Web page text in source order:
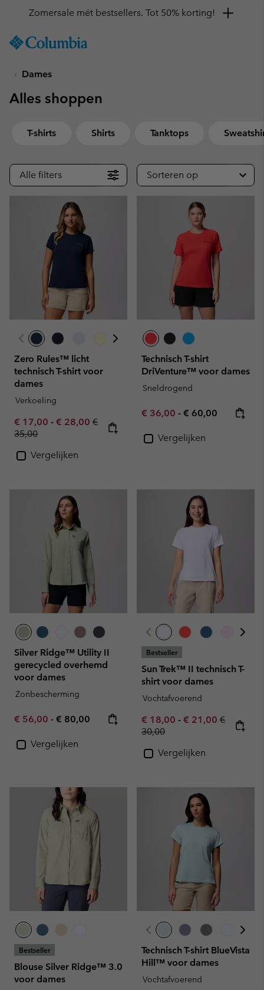
TO
SKIP
MAIN
SKIP
Krijg 10% korting
Dames
Alles shoppen
T-shirts Shirts Tanktops
Alle filters Sorteren op
Zero Rules™ licht
technisch T-shirt voor
dames
Verkoeling
Minimum sale price:
€ 17,00 - Maximum sale price:
€ 28,00 Regular price:
€
35,00
Vergelijken
Technisch T-shirt
DriVenture™ voor dames
Sneldrogend
Minimum sale price:
€ 36,00 - Maximum price:
€ 60,00
Vergelijken
Silver Ridge™ Utility II
gerecycled overhemd
voor dames
Zonbescherming
Minimum sale price:
€ 56,00 - Maximum price:
€ 80,00
Vergelijken
Bestseller
Sun Trek™ II technisch T-
shirt voor dames
Vochtafvoerend
Minimum sale price:
€ 18,00 - Maximum sale
€ 21,00 Regular
€
30,00
Vergelijken
Bestseller
Blouse Silver Ridge™ 3.0
voor dames
Technisch T-shirt BlueVista
Hill™ voor dames
Vochtafvoerend